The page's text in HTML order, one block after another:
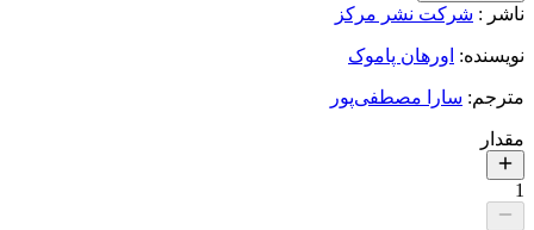
ناشر : شرکت نشر مرکز
نویسنده: اورهان پاموک
مترجم: سارا مصطفی‌پور
مقدار
1